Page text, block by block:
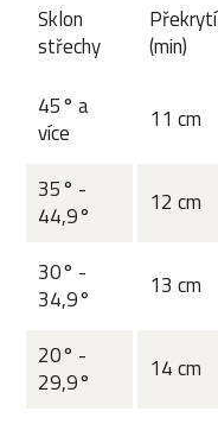
Sklon
střechy
Překrytí
(min)
45° a
více
11 cm
35° -
44,9°
12 cm
30° -
34,9°
13 cm
20° -
29,9°
14 cm